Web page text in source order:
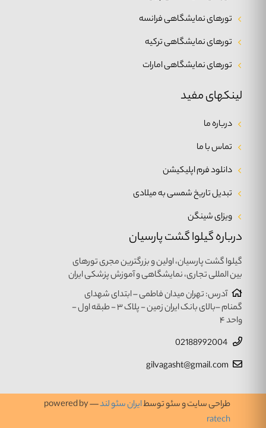
درباره گیلوا گشت پارسیان
گیلوا گشت پارسیان، اولین و بزرگترین مجری تورهای
بین المللی تجاری، نمایشگاهی و آموزش پزشکی ایران
آدرس: تهران میدان فاطمی – ابتدای شهدای
گمنام –بالای بانک ایران زمین - پلاک ۳ - طبقه اول -
واحد ۴
gilvagasht@gmail.com
لینکهای مفید
درباره ما
تماس با ما
دانلود فرم اپلیکیشن
تبدیل تاریخ شمسی به میلادی
ویزای شینگن
تورهای نمایشگاهی فرانسه
تورهای نمایشگاهی ترکیه
تورهای نمایشگاهی امارات
طراحی سایت و سئو توسطایران سئو لند— powered by
ratech